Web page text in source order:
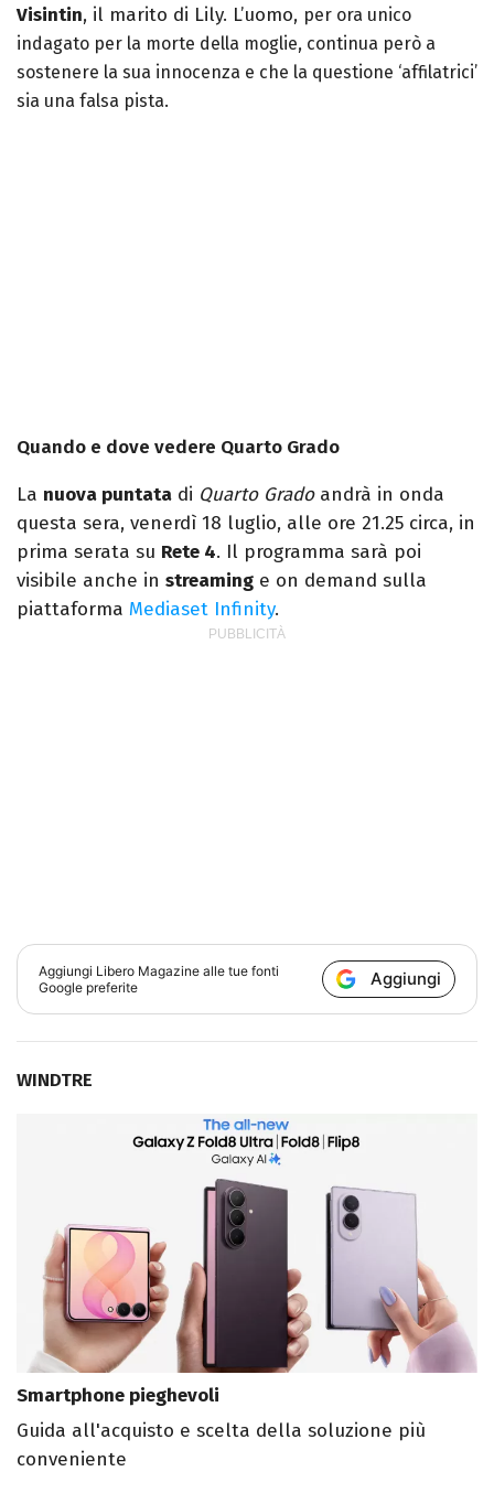
Visintin, il marito di Lily. L’uomo, per ora unico
indagato per la morte della moglie, continua però a
sostenere la sua innocenza e che la questione ‘affilatrici’
sia una falsa pista.
Quando e dove vedere Quarto Grado
La nuova puntata di Quarto Gradoandrà in onda
questa sera, venerdì 18 luglio, alle ore 21.25 circa, in
prima serata su Rete 4. Il programma sarà poi
visibile anche in streaming e on demand sulla
piattaforma Mediaset Infinity.
Aggiungi Libero Magazine alle tue fonti
Google preferite
Aggiungi
WINDTRE
Smartphone pieghevoli
Guida all'acquisto e scelta della soluzione più
conveniente